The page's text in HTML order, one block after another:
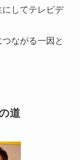
してテレビデ
ながる一因と
道